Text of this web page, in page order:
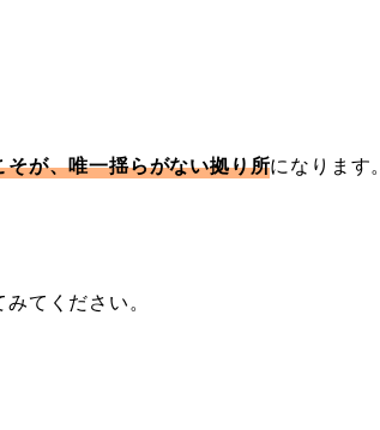
が、唯一揺らがない拠り所になります。
てください。